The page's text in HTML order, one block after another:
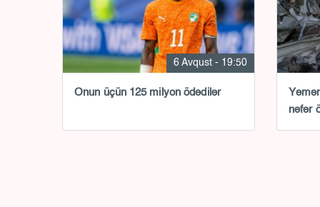
6 Avqust - 19:50
Onun üçün 125 milyon ödədilər
nəfər